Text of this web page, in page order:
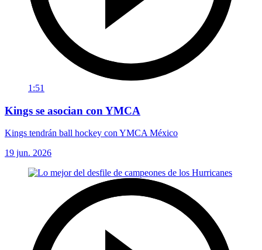
1:51
Kings se asocian con YMCA
Kings tendrán ball hockey con YMCA México
19 jun. 2026